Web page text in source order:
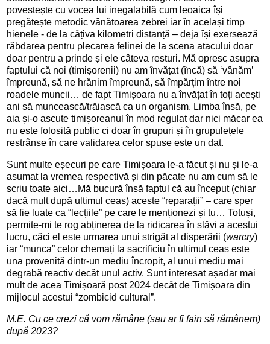
pregătește metodic vânătoarea zebrei iar în același timp
hienele - de la câțiva kilometri distanță – deja își exersează
răbdarea pentru plecarea felinei de la scena atacului doar
faptului că noi (timișorenii) nu am învățat (încă) să ‘vânăm’
împreună, să ne hrănim împreună, să împărțim între noi
roadele muncii… de fapt Timișoara nu a învățat în toți acești
aia și-o ascute timișoreanul în mod regulat dar nici măcar ea
nu este folosită public ci doar în grupuri și în grupulețele
restrânse în care validarea celor spuse este un dat.
Sunt multe eșecuri pe care Timișoara le-a făcut și nu și le-a
asumat la vremea respectivă și din păcate nu am cum să le
scriu toate aici…Mă bucură însă faptul că au început (chiar
dacă mult după ultimul ceas) aceste “reparații” – care sper
să fie luate ca “lecțiile” pe care le menționezi și tu… Totuși,
permite-mi te rog abținerea de la ridicarea în slăvi a acestui
lucru, căci el este urmarea unui strigăt al disperării (warcry)
iar “munca” celor chemați la sacrificiu în ultimul ceas este
degrabă reactiv decât unul activ. Sunt interesat așadar mai
mult de acea Timișoară post 2024 decât de Timișoara din
mijlocul acestui “zombicid cultural”.
M.E. Cu ce crezi că vom rămâne (sau ar fi fain să rămânem)
după 2023?